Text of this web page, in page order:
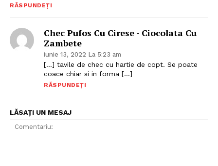
RĂSPUNDEȚI
Chec Pufos Cu Cirese - Ciocolata Cu
Zambete
iunie 13, 2022 La 5:23 am
[…] tavile de chec cu hartie de copt. Se poate
coace chiar si in forma […]
RĂSPUNDEȚI
LĂSAȚI UN MESAJ